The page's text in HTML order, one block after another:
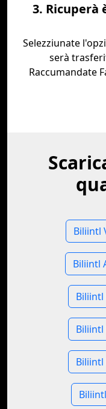
3. Ricuperà
Selezziunate
serà
Raccumandate
Biliintl
Biliintl
Biliintl
Biliintl